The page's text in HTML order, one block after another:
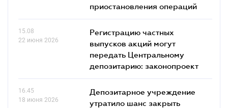
приостановления операций
15.08
22 июня 2026
Регистрацию частных
выпусков акций могут
передать Центральному
депозитарию: законопроект
16.45
18 июня 2026
Депозитарное учреждение
утратило шанс закрыть